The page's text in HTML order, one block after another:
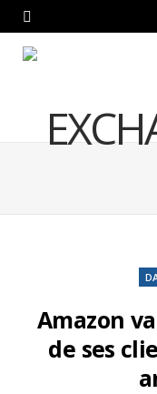
Amazon
de ses